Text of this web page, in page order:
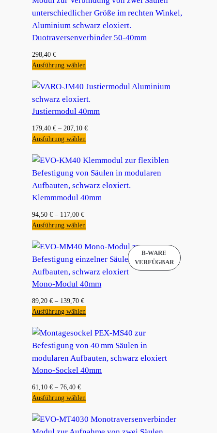
Duotraversenverbinder 50-40mm
298,40€
Ausführung wählen
Justiermodul 40mm
179,40€ –207,10€
Ausführung wählen
Klemmmodul 40mm
94,50€ – 117,00€
Ausführung wählen
Mono-Modul 40mm
89,20€ – 139,70€
Ausführung wählen
Mono-Sockel 40mm
61,10€ – 76,40€
Ausführung wählen